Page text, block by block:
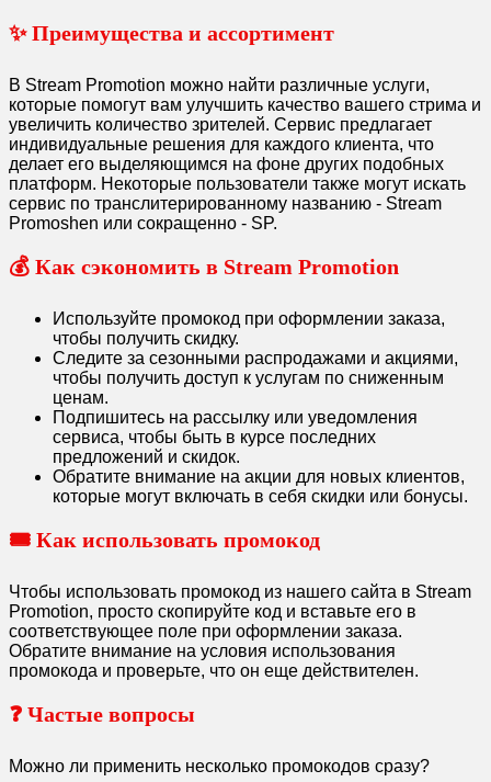
✨ Преимущества и ассортимент
В Stream Promotion можно найти различные услуги,
которые помогут вам улучшить качество вашего стрима и
увеличить количество зрителей. Сервис предлагает
индивидуальные решения для каждого клиента, что
делает его выделяющимся на фоне других подобных
платформ. Некоторые пользователи также могут искать
сервис по транслитерированному названию - Stream
Promoshen или сокращенно - SP.
💰 Как сэкономить в Stream Promotion
Используйте промокод при оформлении заказа,
чтобы получить скидку.
Следите за сезонными распродажами и акциями,
чтобы получить доступ к услугам по сниженным
ценам.
Подпишитесь на рассылку или уведомления
сервиса, чтобы быть в курсе последних
предложений и скидок.
Обратите внимание на акции для новых клиентов,
которые могут включать в себя скидки или бонусы.
🎟️ Как использовать промокод
Чтобы использовать промокод из нашего сайта в Stream
Promotion, просто скопируйте код и вставьте его в
соответствующее поле при оформлении заказа.
Обратите внимание на условия использования
промокода и проверьте, что он еще действителен.
❓ Частые вопросы
Можно ли применить несколько промокодов сразу?